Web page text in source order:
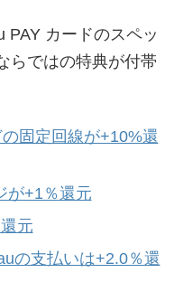
PAY カードのスペッ
らではの特典が付帯
固定回線が+10%還
が+1％還元
元
の支払いは+2.0％還